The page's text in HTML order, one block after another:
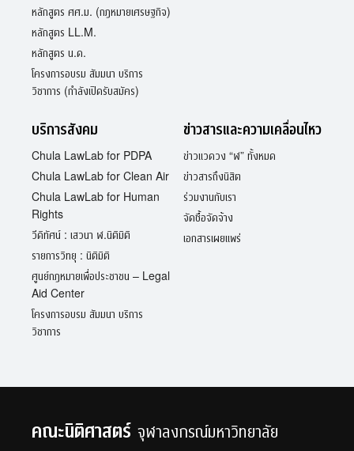
หลักสูตร ศศ.ม. (กฎหมายเศรษฐกิจ)
หลักสูตร LL.M.
หลักสูตร น.ด.
โครงการอบรม สัมมนา บริการ
วิชาการ (กำลังเปิดรับสมัคร)
บริการสังคม
Chula LawLab for PDPA
Chula LawLab for Clean Air
Chula LawLab for Human
Rights
วีดิทัศน์ : เสวนา ฬ.นิติมิติ
รายการวิทยุ : นิติมิติ
ศูนย์กฎหมายเพื่อประชาชน – Legal
Aid Center
โครงการอบรม สัมมนา บริการ
วิชาการ
ข่าวสารและความเคลื่อนไหว
ข่าวแวดวง “ฬ” ทั้งหมด
ข่าวสารถึงนิสิต
ร่วมงานกับเรา
จัดซื้อจัดจ้าง
เอกสารเผยแพร่
คณะนิติศาสตร์ จุฬาลงกรณ์มหาวิทยาลัย